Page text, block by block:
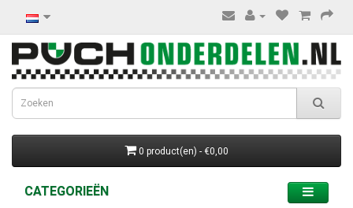
0 product(en) - €0,00
CATEGORIEËN